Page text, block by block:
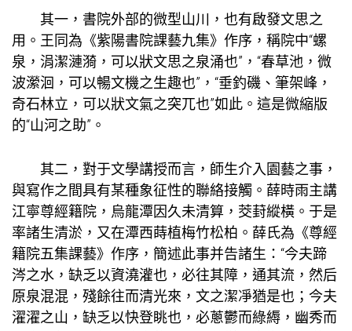
其一，書院外部的微型山川，也有啟發文思之
用。王同為《紫陽書院課藝九集》作序，稱院中“螺
泉，涓潔漣漪，可以狀文思之泉涌也”，“春草池，微
波瀠洄，可以暢文機之生趣也”，“垂釣磯、筆架峰，
奇石林立，可以狀文氣之突兀也”如此。這是微縮版
的“山河之助”。
其二，對于文學講授而言，師生介入園藝之事，
與寫作之間具有某種象征性的聯絡接觸。薛時雨主講
江寧尊經籍院，烏龍潭因久未清算，茭葑縱橫。于是
率諸生清淤，又在潭西蒔植梅竹松柏。薛氏為《尊經
籍院五集課藝》作序，簡述此事并告諸生：“今夫蹄
涔之水，缺乏以資澆灌也，必往其障，通其流，然后
原泉混混，殘餘往而清光來，文之潔凈猶是也；今夫
濯濯之山，缺乏以快登眺也，必蔥鬱而綠縟，幽秀而